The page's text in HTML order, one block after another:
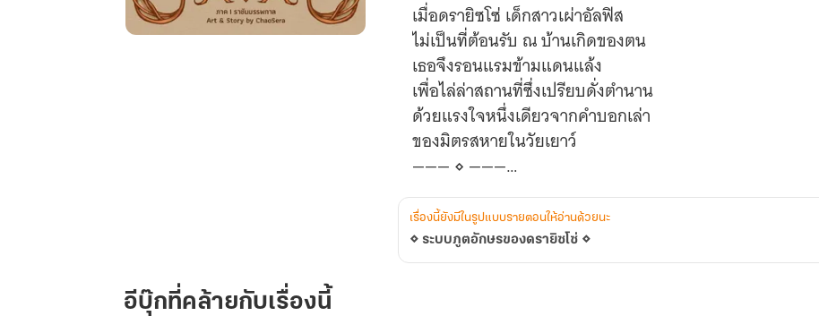
เมื่อดรายิซโซ่ เด็กสาวเผ่าอัลฟิส
ไม่เป็นที่ต้อนรับ ณ บ้านเกิดของตน
เธอจึงรอนแรมข้ามแดนแล้ง
เพื่อไล่ล่าสถานที่ซึ่งเปรียบดั่งตำนาน
ด้วยแรงใจหนึ่งเดียวจากคำบอกเล่า
ของมิตรสหายในวัยเยาว์
——— ⋄ ———
เอียงเอนไปทางตะวันออกของทะเลทราย
รายล้อมด้วยเทือกเขาและเนินศิลา
ยังมีสมบัติมากมายตระการตา
ซ่อนเร้นใต้เหมืองผาอันกลายเป็นรังอสูร
เรื่องนี้ยังมีในรูปแบบรายตอนให้อ่านด้วยนะ
⋄ ระบบภูตอักษรของดรายิซโซ่ ⋄
อีบุ๊กที่คล้ายกับเรื่องนี้